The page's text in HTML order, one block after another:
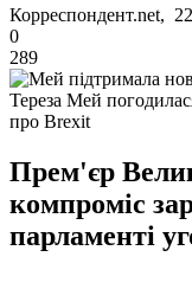
Корреспондент.net,
0
289
Тереза Мей
про Brexit
Прем'єр
компроміс
парламенті